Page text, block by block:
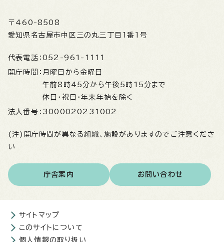
〒460-8508
愛知県名古屋市中区三の丸三丁目1番1号
代表電話： 052-961-1111
開庁時間： 月曜日から金曜日
午前8時45分から午後5時15分まで
休日・祝日・年末年始を除く
法人番号： 3000020231002
(注)開庁時間が異なる組織、施設がありますのでご注意くださ
い
庁舎案内 お問い合わせ
サイトマップ
このサイトについて
個人情報の取り扱い